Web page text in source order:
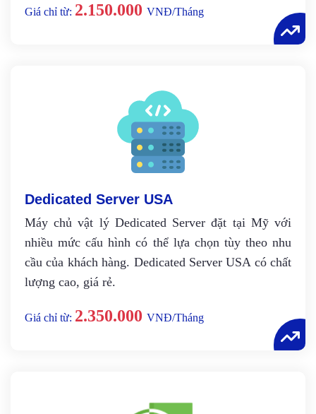
Giá chỉ từ: 2.150.000 VNĐ/Tháng
Dedicated Server USA
Máy chủ vật lý Dedicated Server đặt tại Mỹ với
nhiều mức cấu hình có thể lựa chọn tùy theo nhu
cầu của khách hàng. Dedicated Server USA có chất
lượng cao, giá rẻ.
Giá chỉ từ: 2.350.000 VNĐ/Tháng